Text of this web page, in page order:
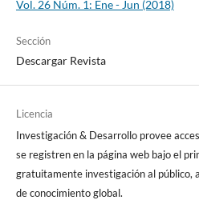
Vol. 26 Núm. 1: Ene - Jun (2018)
Sección
Descargar Revista
Licencia
Investigación & Desarrollo provee
se registren en la página web bajo el
gratuitamente investigación al público,
de conocimiento global.